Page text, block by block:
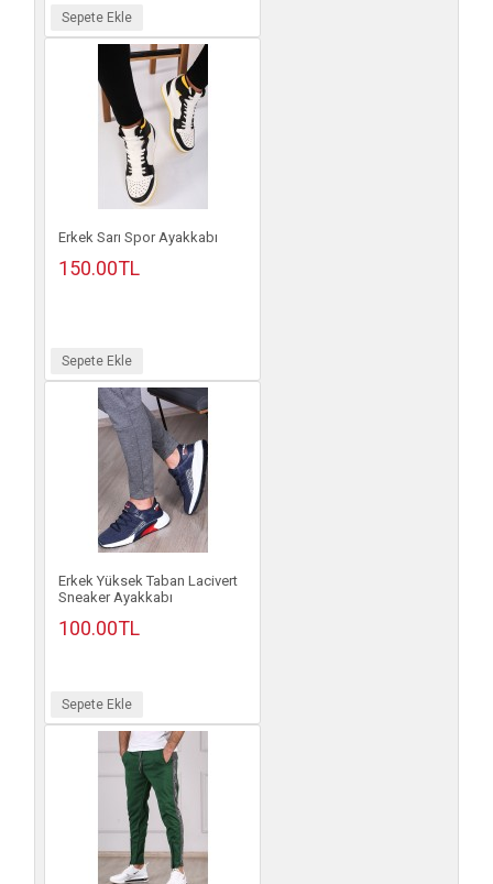
Sepete Ekle
Erkek Sarı Spor Ayakkabı
150.00TL
Sepete Ekle
Erkek Yüksek Taban Lacivert
Sneaker Ayakkabı
100.00TL
Sepete Ekle